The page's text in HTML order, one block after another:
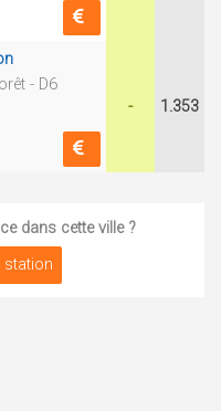
- D6
- 1.353
dans cette ville ?
station